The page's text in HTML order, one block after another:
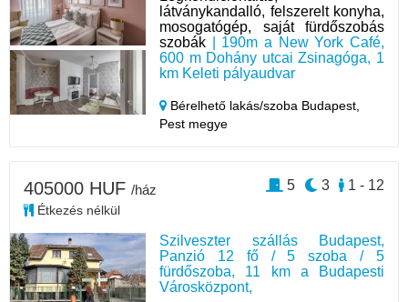
látványkandalló, felszerelt konyha,
mosogatógép, saját fürdőszobás
szobák | 190m a New York Café,
600 m Dohány utcai Zsinagóga, 1
km Keleti pályaudvar
Bérelhető lakás/szoba Budapest,
Pest megye
Szilveszter szállás Budapest,
Panzió 12 fő / 5 szoba / 5
fürdőszoba, 11 km a Budapesti
Városközpont,
405000 HUF /ház
Étkezés nélkül
1 - 12
3
5